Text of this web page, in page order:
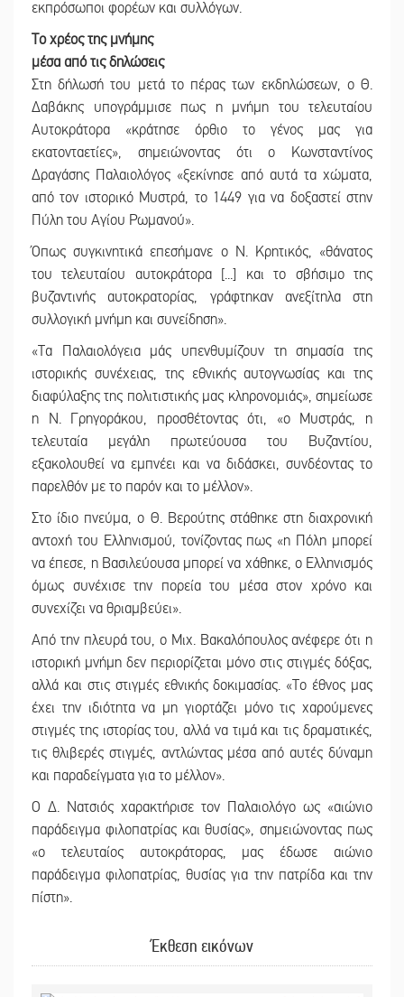
εκπρόσωποι φορέων και συλλόγων.
Το χρέος της μνήμης
μέσα από τις δηλώσεις
Στη δήλωσή του μετά το πέρας των εκδηλώσεων, ο Θ.
Δαβάκης υπογράμμισε πως η μνήμη του τελευταίου
Αυτοκράτορα «κράτησε όρθιο το γένος μας για
εκατονταετίες», σημειώνοντας ότι ο Κωνσταντίνος
Δραγάσης Παλαιολόγος «ξεκίνησε από αυτά τα χώματα,
από τον ιστορικό Μυστρά, το 1449 για να δοξαστεί στην
Πύλη του Αγίου Ρωμανού».
Όπως συγκινητικά επεσήμανε ο Ν. Κρητικός, «θάνατος
του τελευταίου αυτοκράτορα [...] και το σβήσιμο της
βυζαντινής αυτοκρατορίας, γράφτηκαν ανεξίτηλα στη
συλλογική μνήμη και συνείδηση».
«Τα Παλαιολόγεια μάς υπενθυμίζουν τη σημασία της
ιστορικής συνέχειας, της εθνικής αυτογνωσίας και της
διαφύλαξης της πολιτιστικής μας κληρονομιάς», σημείωσε
η Ν. Γρηγοράκου, προσθέτοντας ότι, «ο Μυστράς, η
τελευταία μεγάλη πρωτεύουσα του Βυζαντίου,
εξακολουθεί να εμπνέει και να διδάσκει, συνδέοντας το
παρελθόν με το παρόν και το μέλλον».
Στο ίδιο πνεύμα, ο Θ. Βερούτης στάθηκε στη διαχρονική
αντοχή του Ελληνισμού, τονίζοντας πως «η Πόλη μπορεί
να έπεσε, η Βασιλεύουσα μπορεί να χάθηκε, ο Ελληνισμός
όμως συνέχισε την πορεία του μέσα στον χρόνο και
συνεχίζει να θριαμβεύει».
Από την πλευρά του, ο Μιχ. Βακαλόπουλος ανέφερε ότι η
ιστορική μνήμη δεν περιορίζεται μόνο στις στιγμές δόξας,
αλλά και στις στιγμές εθνικής δοκιμασίας. «Το έθνος μας
έχει την ιδιότητα να μη γιορτάζει μόνο τις χαρούμενες
στιγμές της ιστορίας του, αλλά να τιμά και τις δραματικές,
τις θλιβερές στιγμές, αντλώντας μέσα από αυτές δύναμη
και παραδείγματα για το μέλλον».
Ο Δ. Νατσιός χαρακτήρισε τον Παλαιολόγο ως «αιώνιο
παράδειγμα φιλοπατρίας και θυσίας», σημειώνοντας πως
«ο τελευταίος αυτοκράτορας, μας έδωσε αιώνιο
παράδειγμα φιλοπατρίας, θυσίας για την πατρίδα και την
πίστη».
Έκθεση εικόνων